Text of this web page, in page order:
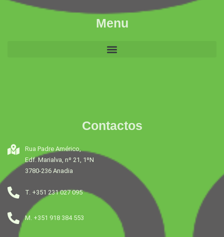
Menu
Contactos
Rua Padre Américo,
Edf. Marialva, nº 21, 1ºN
3780-236 Anadia
T. +351 231 027 095
M. +351 918 384 553